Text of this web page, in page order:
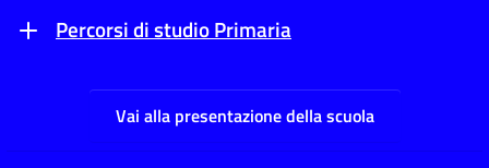
Percorsi di studio Primaria
Vai alla presentazione della scuola